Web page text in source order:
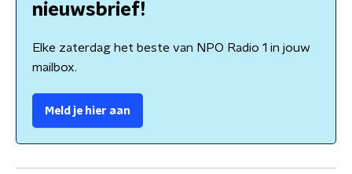
nieuwsbrief!
Elke zaterdag het beste van NPO Radio 1 in jouw
mailbox.
Meld je hier aan